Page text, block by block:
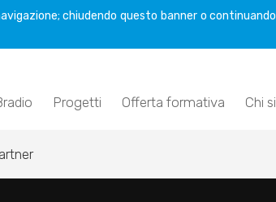
chiudendo questo banner o
Progetti Offerta formativa Chi